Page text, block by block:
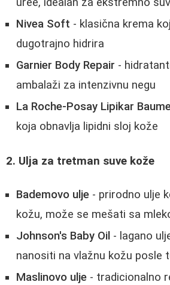
Nivea Soft - klasična krema
dugotrajno hidrira
Garnier Body Repair -
ambalaži za intenzivnu negu
La Roche-Posay Lipikar
koja obnavlja lipidni sloj kože
2. Ulja za tretman suve kože
Bademovo ulje - prirodno ulje
kožu, može se mešati sa
Johnson's Baby Oil - lagano
nanositi na vlažnu kožu posle
Maslinovo ulje - tradicionalno